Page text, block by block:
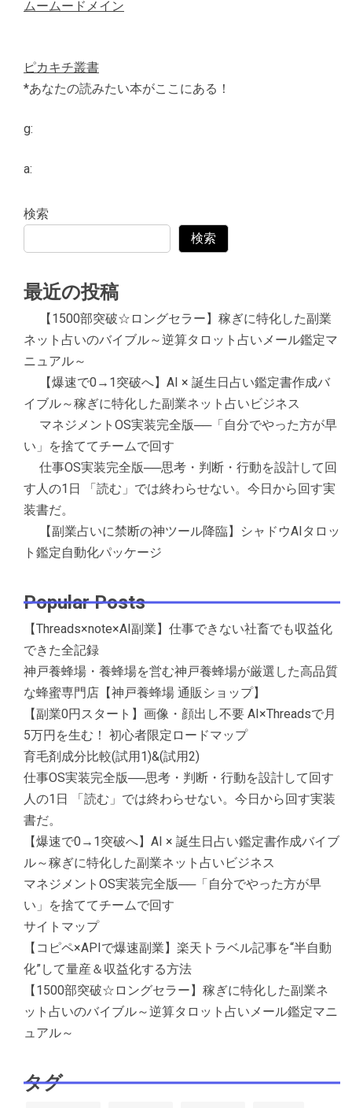
ムームードメイン
ピカキチ叢書
*あなたの読みたい本がここにある！
g:
a:
検索
検索
最近の投稿
【1500部突破☆ロングセラー】稼ぎに特化した副業
ネット占いのバイブル～逆算タロット占いメール鑑定マ
ニュアル～
【爆速で0→1突破へ】AI × 誕生日占い鑑定書作成バ
イブル～稼ぎに特化した副業ネット占いビジネス
マネジメントOS実装完全版──「自分でやった方が早
い」を捨ててチームで回す
仕事OS実装完全版──思考・判断・行動を設計して回
す人の1日 「読む」では終わらせない。今日から回す実
装書だ。
【副業占いに禁断の神ツール降臨】シャドウAIタロッ
ト鑑定自動化パッケージ
Popular Posts
【Threads×note×AI副業】仕事できない社畜でも収益化
できた全記録
神戸養蜂場・養蜂場を営む神戸養蜂場が厳選した高品質
な蜂蜜専門店【神戸養蜂場 通販ショップ】
【副業0円スタート】画像・顔出し不要 AI×Threadsで月
5万円を生む！ 初心者限定ロードマップ
育毛剤成分比較(試用1)&(試用2)
仕事OS実装完全版──思考・判断・行動を設計して回す
人の1日 「読む」では終わらせない。今日から回す実装
書だ。
【爆速で0→1突破へ】AI × 誕生日占い鑑定書作成バイブ
ル～稼ぎに特化した副業ネット占いビジネス
マネジメントOS実装完全版──「自分でやった方が早
い」を捨ててチームで回す
サイトマップ
【コピペ×APIで爆速副業】楽天トラベル記事を“半自動
化”して量産＆収益化する方法
【1500部突破☆ロングセラー】稼ぎに特化した副業ネ
ット占いのバイブル～逆算タロット占いメール鑑定マニ
ュアル～
タグ